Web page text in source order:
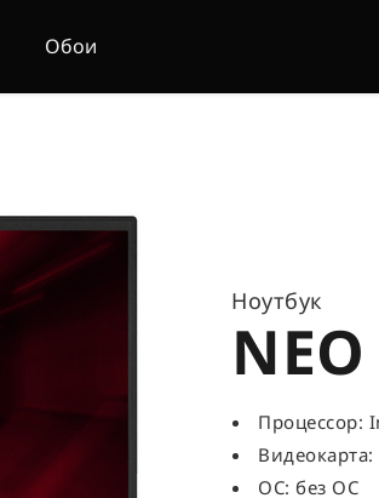
Обои
Ноутбук
Процессор:
Видеокарта:
ОС: без ОС